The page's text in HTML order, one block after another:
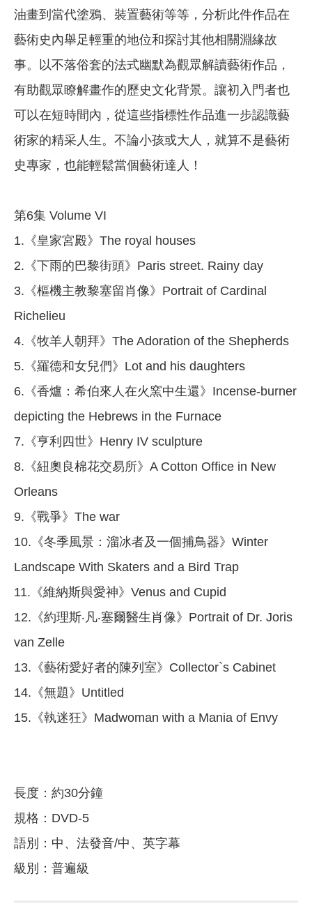
油畫到當代塗鴉、裝置藝術等等，分析此件作品在
藝術史內舉足輕重的地位和探討其他相關淵緣故
事。以不落俗套的法式幽默為觀眾解讀藝術作品，
有助觀眾瞭解畫作的歷史文化背景。讓初入門者也
可以在短時間內，從這些指標性作品進一步認識藝
術家的精采人生。不論小孩或大人，就算不是藝術
史專家，也能輕鬆當個藝術達人！
第6集 Volume VI
1.《皇家宮殿》The royal houses
2.《下雨的巴黎街頭》Paris street. Rainy day
3.《樞機主教黎塞留肖像》Portrait of Cardinal
Richelieu
4.《牧羊人朝拜》The Adoration of the Shepherds
5.《羅德和女兒們》Lot and his daughters
6.《香爐：希伯來人在火窯中生還》Incense-burner
depicting the Hebrews in the Furnace
7.《亨利四世》Henry IV sculpture
8.《紐奧良棉花交易所》A Cotton Office in New
Orleans
9.《戰爭》The war
10.《冬季風景：溜冰者及一個捕鳥器》Winter
Landscape With Skaters and a Bird Trap
11.《維納斯與愛神》Venus and Cupid
12.《約理斯‧凡‧塞爾醫生肖像》Portrait of Dr. Joris
van Zelle
13.《藝術愛好者的陳列室》Collector`s Cabinet
14.《無題》Untitled
15.《執迷狂》Madwoman with a Mania of Envy
長度：約30分鐘
規格：DVD-5
語別：中、法發音/中、英字幕
級別：普遍級